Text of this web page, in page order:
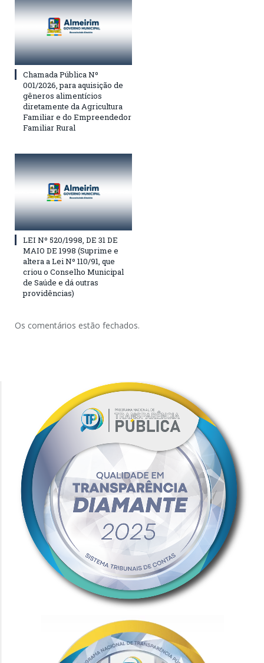
Chamada Pública Nº
001/2026, para aquisição de
gêneros alimentícios
diretamente da Agricultura
Familiar e do Empreendedor
Familiar Rural
LEI Nº 520/1998, DE 31 DE
MAIO DE 1998 (Suprime e
altera a Lei Nº 110/91, que
criou o Conselho Municipal
de Saúde e dá outras
providências)
Os comentários estão fechados.